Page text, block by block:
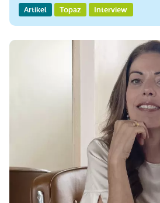
Artikel Topaz Interview